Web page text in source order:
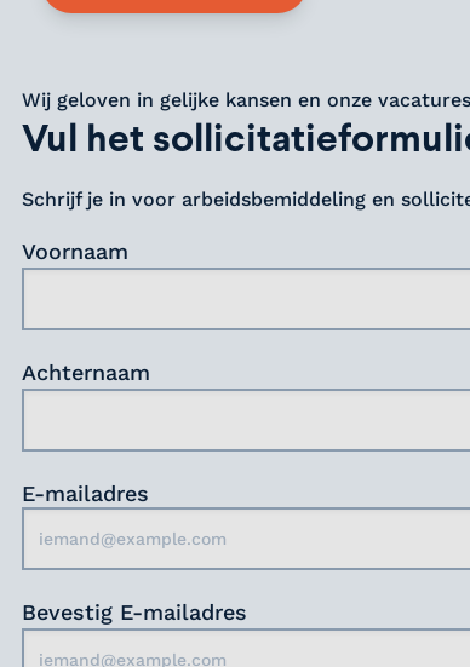
Wij geloven in gelijke kansen en onze
Vul het
Schrijf je in voor arbeidsbemiddeling en
Voornaam
Achternaam
E-mailadres
Bevestig E-mailadres